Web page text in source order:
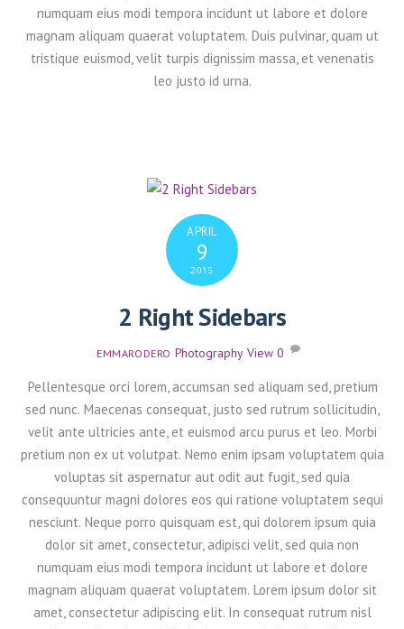
numquam eius modi tempora incidunt ut labore et dolore
magnam aliquam quaerat voluptatem. Duis pulvinar, quam ut
tristique euismod, velit turpis dignissim massa, et venenatis
leo justo id urna.
APRIL
9
2015
2 Right Sidebars
EMMARODERO Photography,View 0
Pellentesque orci lorem, accumsan sed aliquam sed, pretium
sed nunc. Maecenas consequat, justo sed rutrum sollicitudin,
velit ante ultricies ante, et euismod arcu purus et leo. Morbi
pretium non ex ut volutpat. Nemo enim ipsam voluptatem quia
voluptas sit aspernatur aut odit aut fugit, sed quia
consequuntur magni dolores eos qui ratione voluptatem sequi
nesciunt. Neque porro quisquam est, qui dolorem ipsum quia
dolor sit amet, consectetur, adipisci velit, sed quia non
numquam eius modi tempora incidunt ut labore et dolore
magnam aliquam quaerat voluptatem. Lorem ipsum dolor sit
amet, consectetur adipiscing elit. In consequat rutrum nisl